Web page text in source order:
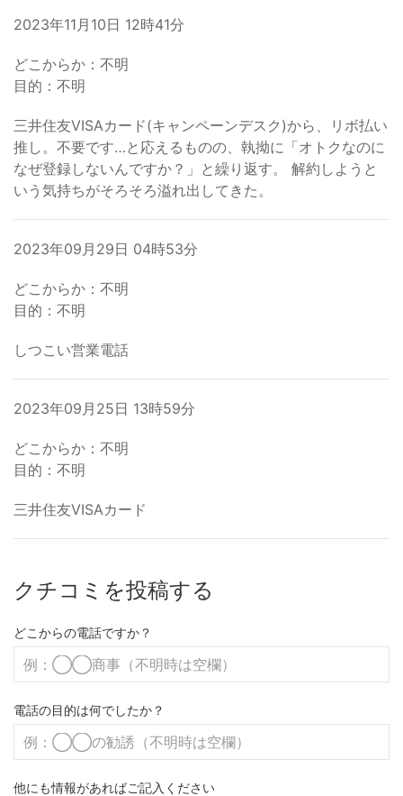
2023年11月10日 12時41分
どこからか：不明
目的：不明
三井住友VISAカード(キャンペーンデスク)から、リボ払い
推し。不要です…と応えるものの、執拗に「オトクなのに
なぜ登録しないんですか？」と繰り返す。 解約しようと
いう気持ちがそろそろ溢れ出してきた。
2023年09月29日 04時53分
どこからか：不明
目的：不明
しつこい営業電話
2023年09月25日 13時59分
どこからか：不明
目的：不明
三井住友VISAカード
クチコミを投稿する
どこからの電話ですか？
電話の目的は何でしたか？
他にも情報があればご記入ください